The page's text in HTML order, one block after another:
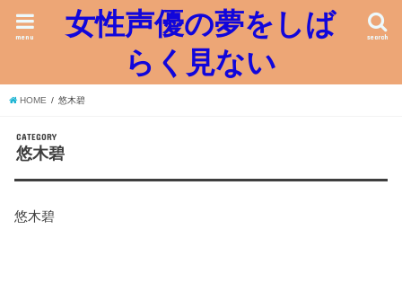
女性声優の夢をしば
らく見ない
search
menu
HOME 悠木碧
CATEGORY
悠木碧
悠木碧